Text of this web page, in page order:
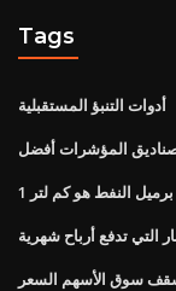
Tags
أدوات التنبؤ المستقبلية
صناديق المؤشرات أفضل
1 برميل النفط هو كم لتر
التي تدفع أرباح شهرية
سوق الأسهم السعر